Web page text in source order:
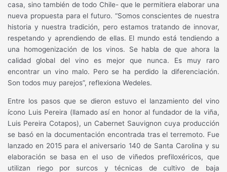
casa, sino también de todo Chile- que le permitiera elaborar una
nueva propuesta para el futuro. “Somos conscientes de nuestra
historia y nuestra tradición, pero estamos tratando de innovar,
respetando y aprendiendo de ellas. El mundo está tendiendo a
una homogenización de los vinos. Se habla de que ahora la
calidad global del vino es mejor que nunca. Es muy raro
encontrar un vino malo. Pero se ha perdido la diferenciación.
Son todos muy parejos”, reflexiona Wedeles.
Entre los pasos que se dieron estuvo el lanzamiento del vino
ícono Luis Pereira (llamado así en honor al fundador de la viña,
Luis Pereira Cotapos), un Cabernet Sauvignon cuya producción
se basó en la documentación encontrada tras el terremoto. Fue
lanzado en 2015 para el aniversario 140 de Santa Carolina y su
elaboración se basa en el uso de viñedos prefiloxéricos, que
utilizan riego por surcos y técnicas de cultivo de baja